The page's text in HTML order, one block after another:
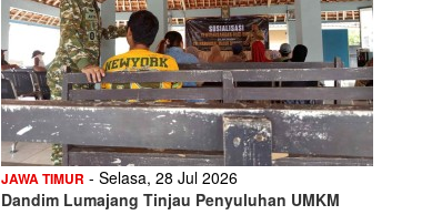
JAWA TIMUR - Selasa, 28 Jul 2026
Dandim Lumajang Tinjau Penyuluhan UMKM